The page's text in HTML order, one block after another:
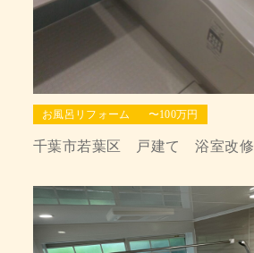
お風呂リフォーム 〜100万円
千葉市若葉区 戸建て 浴室改修